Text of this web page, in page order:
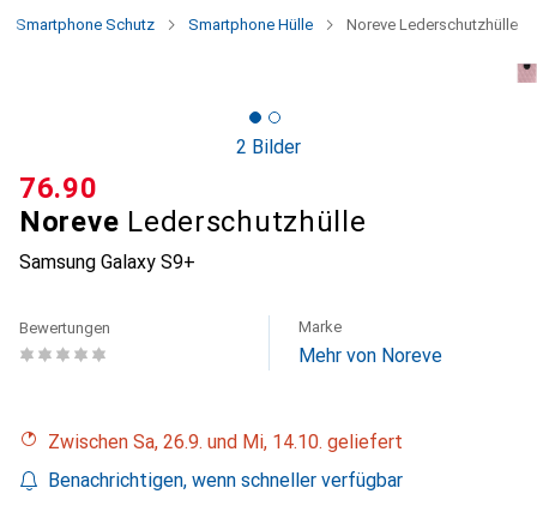
Smartphone Schutz Smartphone Hülle Noreve Lederschutzhülle
2 Bilder
Noreve Lederschutzhülle
Samsung Galaxy S9+
CHF
76.90
Bewertungen Marke
Mehr von Noreve
Zwischen Sa, 26.9. und Mi, 14.10. geliefert
Benachrichtigen, wenn schneller verfügbar